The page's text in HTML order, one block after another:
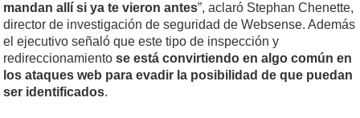
mandan allí si ya te vieron antes”, aclaró Stephan Chenette,
director de investigación de seguridad de Websense. Además
el ejecutivo señaló que este tipo de inspección y
redireccionamiento se está convirtiendo en algo común en
los ataques web para evadir la posibilidad de que puedan
ser identificados.